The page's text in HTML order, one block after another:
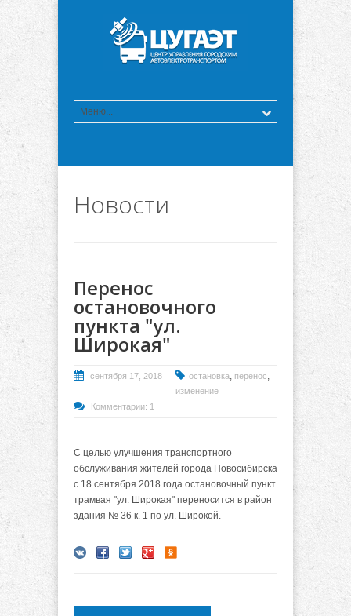
Новости
Перенос
остановочного
пункта "ул.
Широкая"
сентября 17, 2018 остановка, перенос,
изменение
Комментарии: 1
С целью улучшения транспортного
обслуживания жителей города Новосибирска
с 18 сентября 2018 года остановочный пункт
трамвая "ул. Широкая" переносится в район
здания № 36 к. 1 по ул. Широкой.